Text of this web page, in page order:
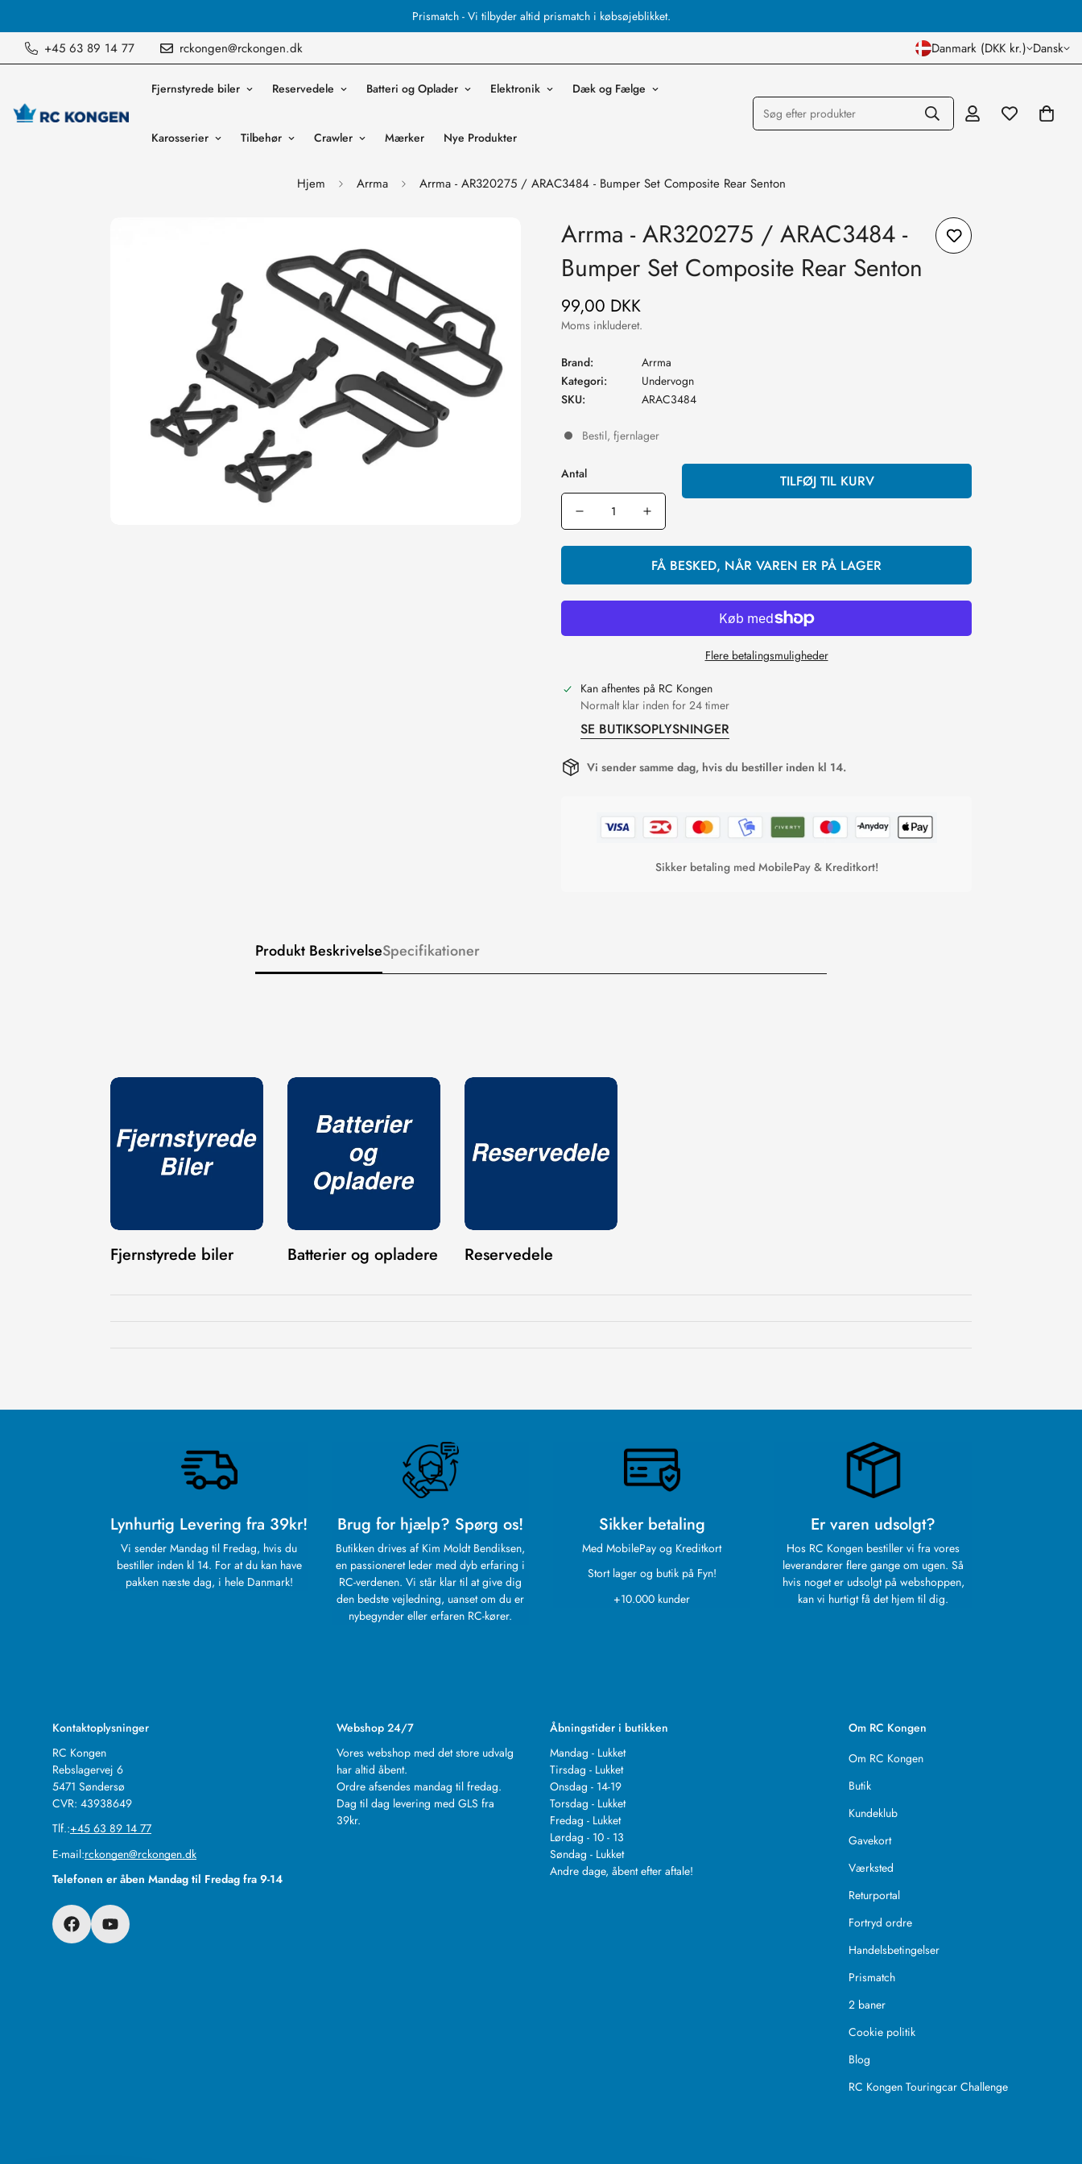
Prismatch - Vi tilbyder altid prismatch i købsøjeblikket.
+45 63 89 14 77 rckongen@rckongen.dk Danmark (DKK kr.) Dansk
Fjernstyrede biler Reservedele Batteri og Oplader Elektronik Dæk og Fælge
Karosserier Tilbehør Crawler Mærker Nye Produkter
Søg efter produkter
Hjem Arrma Arrma - AR320275 / ARAC3484 - Bumper Set Composite Rear Senton
Arrma - AR320275 / ARAC3484 -
Bumper Set Composite Rear Senton
Normal
pris
99,00 DKK
Moms inkluderet.
Brand:
Arrma
Kategori:
Undervogn
SKU:
ARAC3484
Bestil, fjernlager
Antal TILFØJ TIL KURV
FÅ BESKED, NÅR VAREN ER PÅ LAGER
Flere betalingsmuligheder
Kan afhentes på RC Kongen
Normalt klar inden for 24 timer
SE BUTIKSOPLYSNINGER
Vi sender samme dag, hvis du bestiller inden kl 14.
Sikker betaling med MobilePay & Kreditkort!
Produkt BeskrivelseSpecifikationer
Fjernstyrede biler Batterier og opladere Reservedele
Lynhurtig Levering fra 39kr!
Vi sender Mandag til Fredag, hvis du
bestiller inden kl 14. For at du kan have
pakken næste dag, i hele Danmark!
Brug for hjælp? Spørg os!
Butikken drives af Kim Moldt Bendiksen,
en passioneret leder med dyb erfaring i
RC-verdenen. Vi står klar til at give dig
den bedste vejledning, uanset om du er
nybegynder eller erfaren RC-kører.
Sikker betaling
Med MobilePay og Kreditkort
Stort lager og butik på Fyn!
+10.000 kunder
Er varen udsolgt?
Hos RC Kongen bestiller vi fra vores
leverandører flere gange om ugen. Så
hvis noget er udsolgt på webshoppen,
kan vi hurtigt få det hjem til dig.
Kontaktoplysninger
RC Kongen
Rebslagervej 6
5471 Søndersø
CVR: 43938649
Tlf.:+45 63 89 14 77
E-mail:rckongen@rckongen.dk
Telefonen er åben Mandag til Fredag fra 9-14
Webshop 24/7
Vores webshop med det store udvalg
har altid åbent.
Ordre afsendes mandag til fredag.
Dag til dag levering med GLS fra
39kr.
Åbningstider i butikken
Mandag - Lukket
Tirsdag - Lukket
Onsdag - 14-19
Torsdag - Lukket
Fredag - Lukket
Lørdag - 10 - 13
Søndag - Lukket
Andre dage, åbent efter aftale!
Om RC Kongen
Om RC Kongen
Butik
Kundeklub
Gavekort
Værksted
Returportal
Fortryd ordre
Handelsbetingelser
Prismatch
2 baner
Cookie politik
Blog
RC Kongen Touringcar Challenge
Are you 18 years old or older?